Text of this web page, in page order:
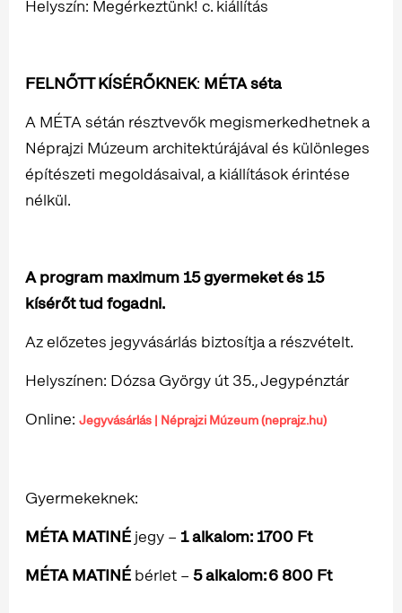
Helyszín: Megérkeztünk! c. kiállítás
FELNŐTT KÍSÉRŐKNEK: MÉTA séta
A MÉTA sétán résztvevők megismerkedhetnek a
Néprajzi Múzeum architektúrájával és különleges
építészeti megoldásaival, a kiállítások érintése
nélkül.
A program maximum 15 gyermeket és 15
kísérőt tud fogadni.
Az előzetes jegyvásárlás biztosítja a részvételt.
Helyszínen: Dózsa György út 35., Jegypénztár
Online: Jegyvásárlás | Néprajzi Múzeum (neprajz.hu)
Gyermekeknek:
MÉTA MATINÉ jegy – 1 alkalom: 1700 Ft
MÉTA MATINÉ bérlet – 5 alkalom:6 800 Ft